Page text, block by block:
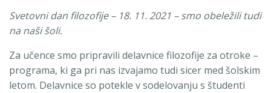
Svetovni dan filozofije – 18. 11. 2021 – smo obeležili tudi
na naši šoli.
Za učence smo pripravili delavnice filozofije za otroke –
programa, ki ga pri nas izvajamo tudi sicer med šolskim
letom. Delavnice so potekle v sodelovanju s študenti